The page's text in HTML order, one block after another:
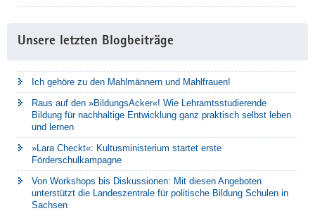
Unsere letzten Blogbeiträge
Ich gehöre zu den Mahlmännern und Mahlfrauen!
Raus auf den »BildungsAcker«! Wie Lehramtsstudierende
Bildung für nachhaltige Entwicklung ganz praktisch selbst leben
und lernen
»Lara Checkt«: Kultusministerium startet erste
Förderschulkampagne
Von Workshops bis Diskussionen: Mit diesen Angeboten
unterstützt die Landeszentrale für politische Bildung Schulen in
Sachsen